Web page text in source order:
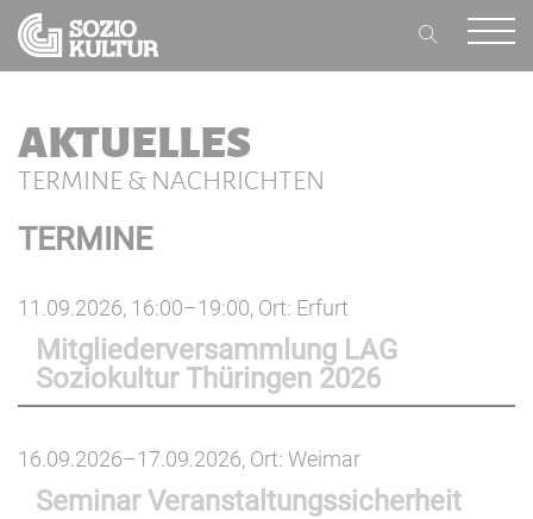
AKTUELLES
TERMINE & NACHRICHTEN
TERMINE
11.09.2026, 16:00–19:00, Ort: Erfurt
Mitgliederversammlung LAG
Soziokultur Thüringen 2026
16.09.2026–17.09.2026, Ort: Weimar
Seminar Veranstaltungssicherheit